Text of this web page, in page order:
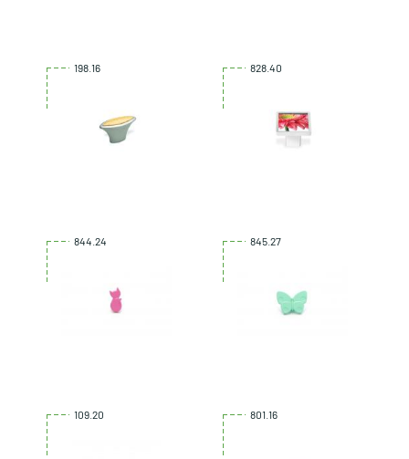
198.16 828.40
844.24 845.27
109.20 801.16